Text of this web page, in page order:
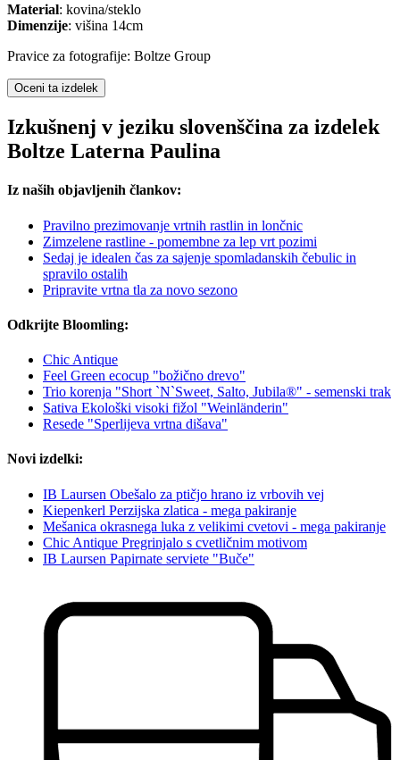
Material: kovina/steklo
Dimenzije: višina 14cm
Pravice za fotografije: Boltze Group
Oceni ta izdelek
Izkušnenj v jeziku slovenščina za izdelek
Boltze Laterna Paulina
Iz naših objavljenih člankov:
Pravilno prezimovanje vrtnih rastlin in lončnic
Zimzelene rastline - pomembne za lep vrt pozimi
Sedaj je idealen čas za sajenje spomladanskih čebulic in
spravilo ostalih
Pripravite vrtna tla za novo sezono
Odkrijte Bloomling:
Chic Antique
Feel Green ecocup "božično drevo"
Trio korenja "Short `N`Sweet, Salto, Jubila®" - semenski trak
Sativa Ekološki visoki fižol "Weinländerin"
Resede "Sperlijeva vrtna dišava"
Novi izdelki:
IB Laursen Obešalo za ptičjo hrano iz vrbovih vej
Kiepenkerl Perzijska zlatica - mega pakiranje
Mešanica okrasnega luka z velikimi cvetovi - mega pakiranje
Chic Antique Pregrinjalo s cvetličnim motivom
IB Laursen Papirnate serviete "Buče"